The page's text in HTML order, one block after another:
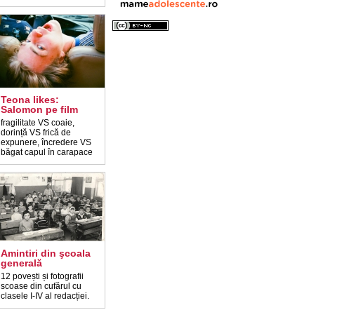
Teona likes:
Salomon pe film
fragilitate VS coaie,
dorință VS frică de
expunere, încredere VS
băgat capul în carapace
Amintiri din şcoala
generală
12 povești și fotografii
scoase din cufărul cu
clasele I-IV al redacției.